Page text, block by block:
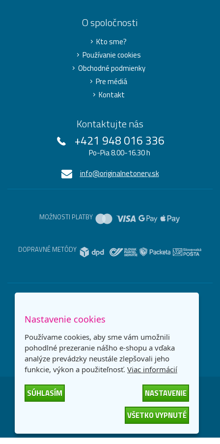
O spoločnosti
Kto sme?
Používanie cookies
Obchodné podmienky
Pre médiá
Kontakt
Kontaktujte nás
+421 948 016 336
Po-Pia 8.00-16.30 h
info@originalnetonery.sk
MOŽNOSTI PLATBY
DOPRAVNÉ METÓDY
Slovensko
-
Všetky práva vyhradené
Nastavenie cookies
Používame cookies, aby sme vám umožnili
pohodlné prezeranie nášho e-shopu a vďaka
analýze prevádzky neustále zlepšovali jeho
funkcie, výkon a použiteľnosť. Viac informácií
SÚHLASÍM
NASTAVENIE
VŠETKO VYPNUTÉ